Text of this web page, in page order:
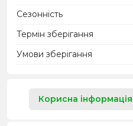
Сезонність
Термін зберігання
Умови зберігання
Корисна інформація